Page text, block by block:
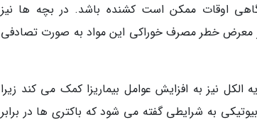
اوقات ممکن است کشنده باشد. در بچه ها نیز
معرض خطر مصرف خوراکی این مواد به صورت تصادفی
نیز به افزایش عوامل بیماریزا کمک می کند زیرا
به شرایطی گفته می شود که باکتری ها در برابر